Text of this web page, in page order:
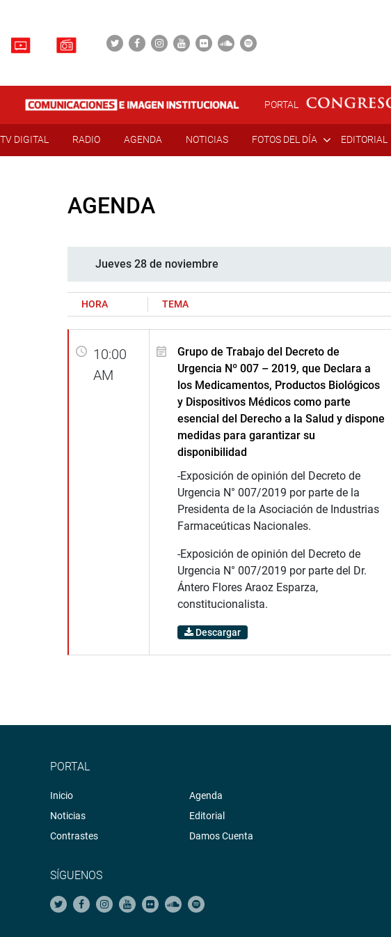
PORTAL
TV DIGITAL RADIO AGENDA NOTICIAS FOTOS DEL DÍA EDITORIAL
AGENDA
Jueves 28 de noviembre
HORA TEMA
10:00
AM
Grupo de Trabajo del Decreto de
Urgencia Nº 007 – 2019, que Declara a
los Medicamentos, Productos Biológicos
y Dispositivos Médicos como parte
esencial del Derecho a la Salud y dispone
medidas para garantizar su
disponibilidad
-Exposición de opinión del Decreto de
Urgencia N° 007/2019 por parte de la
Presidenta de la Asociación de Industrias
Farmaceúticas Nacionales.
-Exposición de opinión del Decreto de
Urgencia N° 007/2019 por parte del Dr.
Ántero Flores Araoz Esparza,
constitucionalista.
Descargar
PORTAL
Inicio
Noticias
Contrastes
Agenda
Editorial
Damos Cuenta
SÍGUENOS